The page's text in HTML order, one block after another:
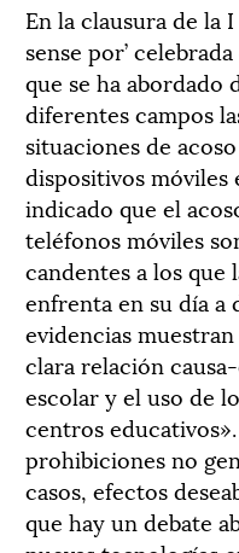
En la clausura de la
sense por’
que se ha abordado
diferentes campos
situaciones de
dispositivos móviles
indicado que el
teléfonos móviles
candentes a los que
enfrenta en su día a
evidencias
clara relación
escolar y el uso de
centros
prohibiciones no
casos, efectos
que hay un debate